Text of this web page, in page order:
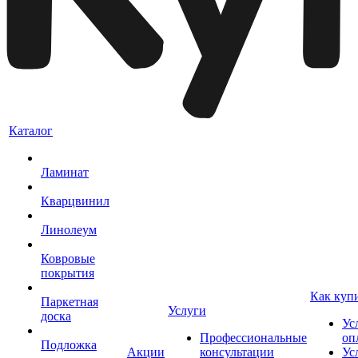
Каталог
Ламинат
Кварцвинил
Линолеум
Ковровые
покрытия
Паркетная
доска
Подложка
Акции
Услуги
Профессиональные
консультации
Как